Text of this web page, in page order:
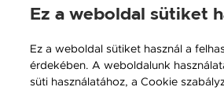
Österreich /
Ez a weboldal sütiket
Ez a weboldal sütiket használ a
érdekében. A weboldalunk
süti használatához, a Cookie